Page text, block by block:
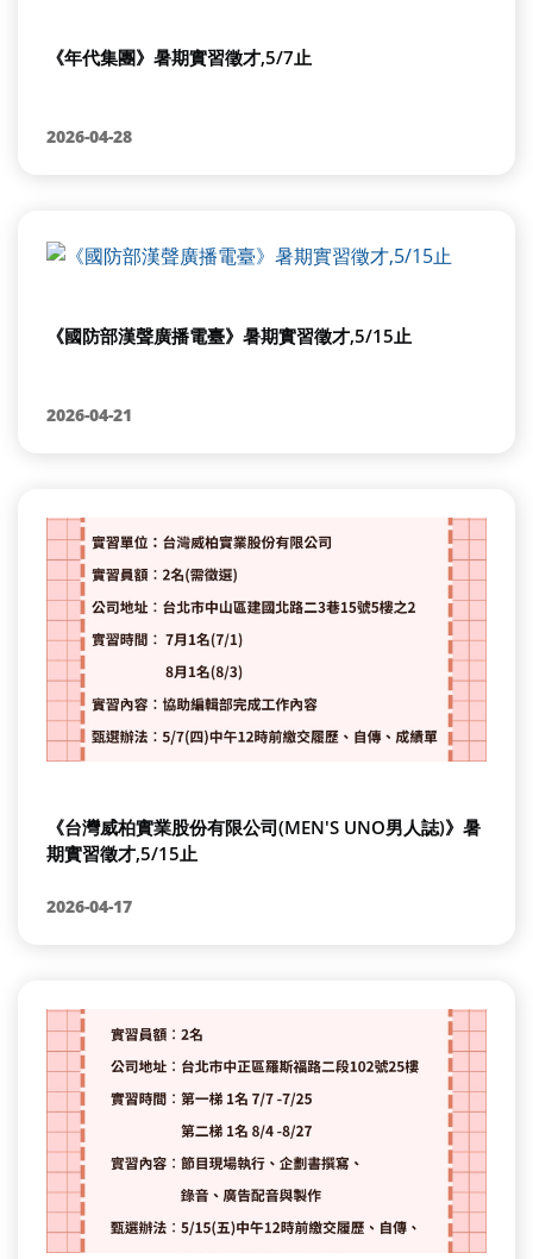
《年代集團》暑期實習徵才,5/7止
2026-04-28
《國防部漢聲廣播電臺》暑期實習徵才,5/15止
2026-04-21
《台灣威柏實業股份有限公司(MEN'S UNO男人誌)》暑
期實習徵才,5/15止
2026-04-17